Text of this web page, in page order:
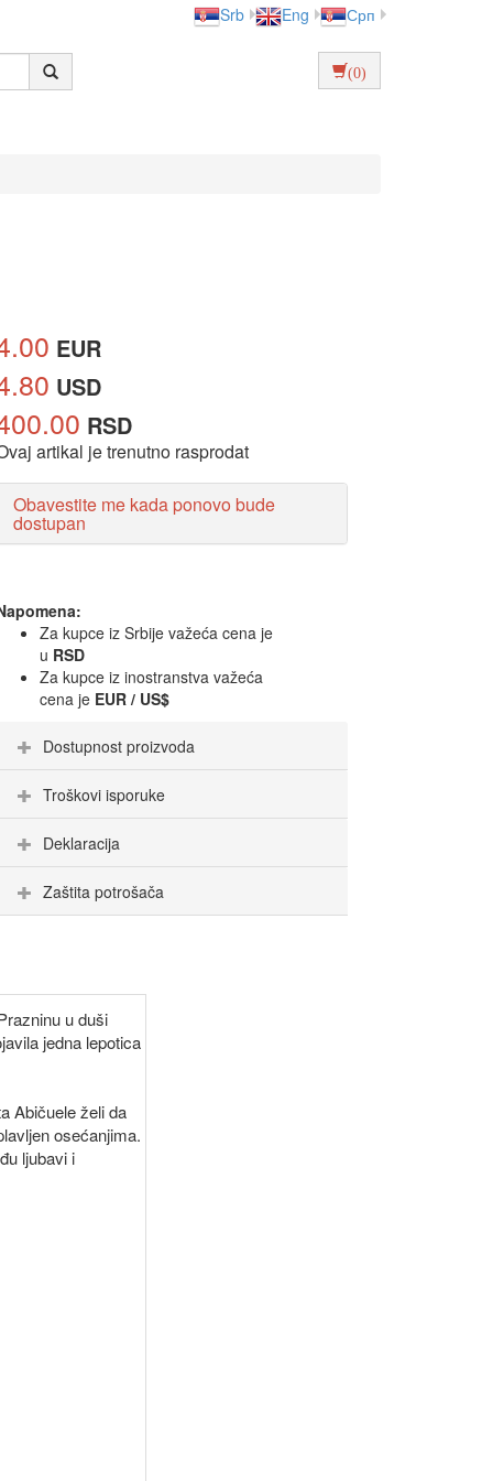
Srb Eng Срп
(0)
EUR
USD
RSD
artikal je trenutno rasprodat
Obavestite me kada ponovo bude
dostupan
Za kupce iz Srbije važeća cena je
u RSD
Za kupce iz inostranstva važeća
cena je EUR / US$
Dostupnost proizvoda
Troškovi isporuke
Deklaracija
Zaštita potrošača
u duši
jedna lepotica
Abičuele želi da
osećanjima.
ljubavi i